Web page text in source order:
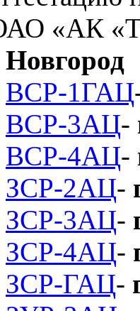
Новгород
ВСР-1ГАЦ
ВСР-3АЦ-
ВСР-4АЦ-
ЗСР-2АЦ-
ЗСР-3АЦ-
ЗСР-4АЦ-
ЗСР-ГАЦ-